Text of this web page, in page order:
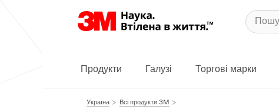
Продукти Галузі Торгові марки
Україна Всі продукти 3M